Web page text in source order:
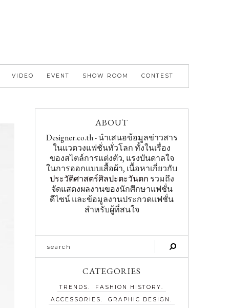
VIDEO EVENT SHOW ROOM CONTEST
ABOUT
Designer.co.th - นำเสนอข้อมูลข่าวสาร
ในแวดวงแฟชั่นทั่วโลก ทั้งในเรื่อง
ของสไตล์การแต่งตัว, แรงบันดาลใจ
ในการออกแบบเสื้อผ้า, เนื้อหาเกี่ยวกับ
ประวัติศาสตร์ศิลปะตะวันตก รวมถึง
จัดแสดงผลงานของนักศึกษาแฟชั่น
ดีไซน์ และข้อมูลงานประกวดแฟชั่น
สำหรับผู้ที่สนใจ
CATEGORIES
TRENDS
FASHION HISTORY
ACCESSORIES
GRAPHIC DESIGN